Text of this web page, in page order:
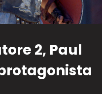
2, Paul